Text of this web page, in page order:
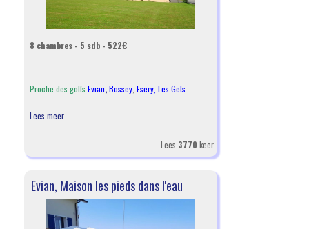
8 chambres - 5 sdb - 522€
Proche des golfs Evian,Bossey, Esery, Les Gets
Lees meer...
Lees 3770 keer
Evian, Maison les pieds dans l'eau